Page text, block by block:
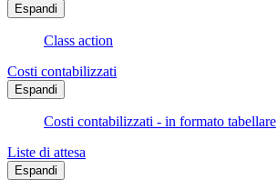
Espandi
Class action
Costi contabilizzati
Espandi
Costi contabilizzati - in formato tabellare
Liste di attesa
Espandi